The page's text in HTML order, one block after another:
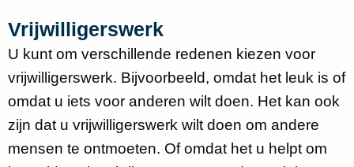
Vrijwilligerswerk
U kunt om verschillende redenen kiezen voor
vrijwilligerswerk. Bijvoorbeeld, omdat het leuk is of
omdat u iets voor anderen wilt doen. Het kan ook
zijn dat u vrijwilligerswerk wilt doen om andere
mensen te ontmoeten. Of omdat het u helpt om